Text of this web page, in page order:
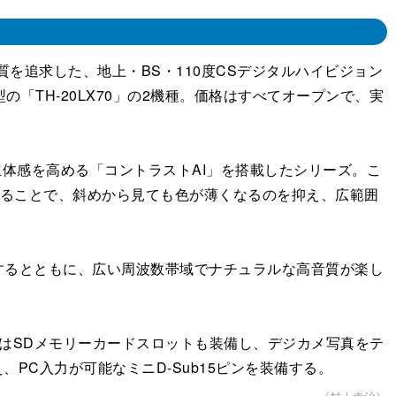
追求した、地上・BS・110度CSデジタルハイビジョン
「TH-20LX70」の2機種。価格はすべてオープンで、実
感を高める「コントラストAI」を搭載したシリーズ。こ
ことで、斜めから見ても色が薄くなるのを抑え、広範囲
とともに、広い周波数帯域でナチュラルな高音質が楽し
メモリーカードスロットも装備し、デジカメ写真をテ
PC入力が可能なミニD-Sub15ピンを装備する。